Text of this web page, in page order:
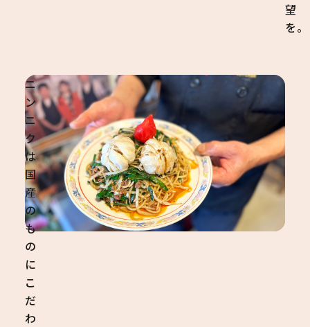
望
を。
ニ
ン
ニ
ク
は
国
産
の
も
の
に
こ
だ
わ